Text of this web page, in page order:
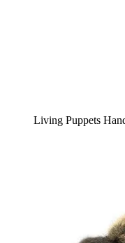
Living Puppets